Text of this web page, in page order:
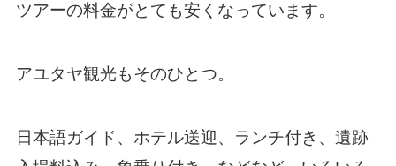
ツアーの料金がとても安くなっています。
アユタヤ観光もそのひとつ。
日本語ガイド、ホテル送迎、ランチ付き、遺跡